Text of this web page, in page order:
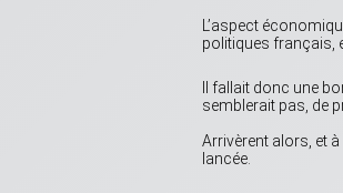
L’aspect
politiques français,
Il fallait donc une
semblerait pas, de
Arrivèrent alors, et
lancée.